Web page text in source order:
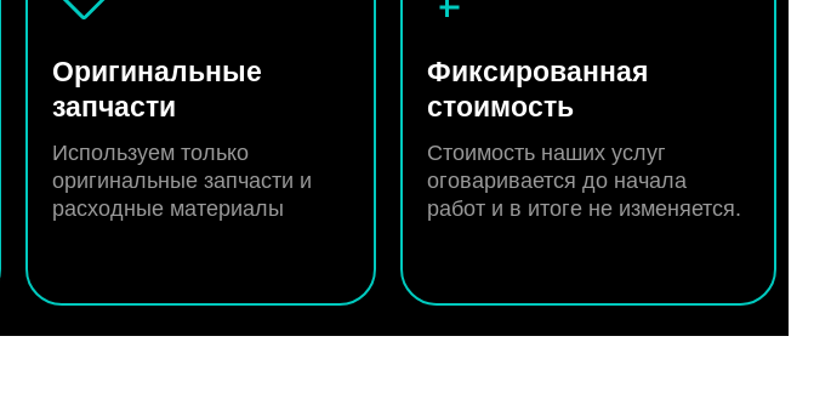
Оригинальные
запчасти
Используем только
оригинальные запчасти и
расходные материалы
Фиксированная
стоимость
Стоимость наших услуг
оговаривается до начала
работ и в итоге не изменяется.